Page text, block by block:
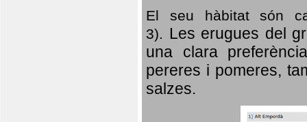
El seu hàbitat són
3). Les erugues del
una clara
pereres i pomeres,
salzes.